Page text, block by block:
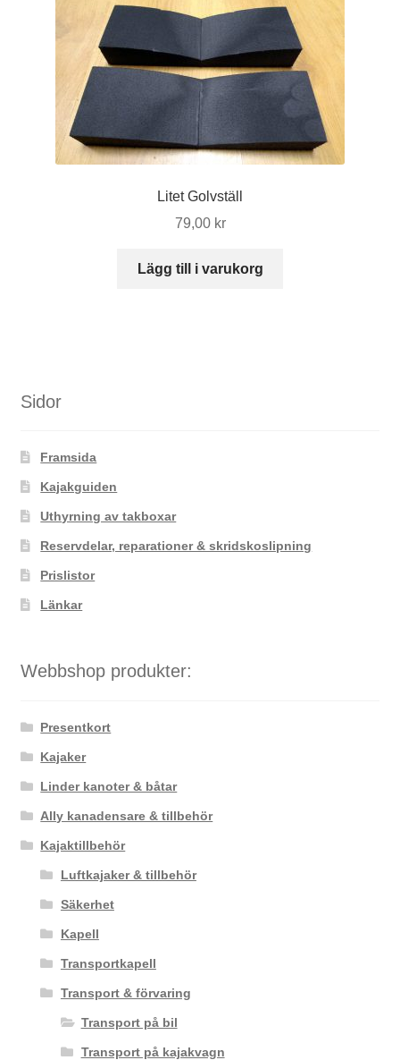
Litet Golvställ
79,00 kr
Lägg till i varukorg
Sidor
Framsida
Kajakguiden
Uthyrning av takboxar
Reservdelar, reparationer & skridskoslipning
Prislistor
Länkar
Webbshop produkter:
Presentkort
Kajaker
Linder kanoter & båtar
Ally kanadensare & tillbehör
Kajaktillbehör
Luftkajaker & tillbehör
Säkerhet
Kapell
Transportkapell
Transport & förvaring
Transport på bil
Transport på kajakvagn